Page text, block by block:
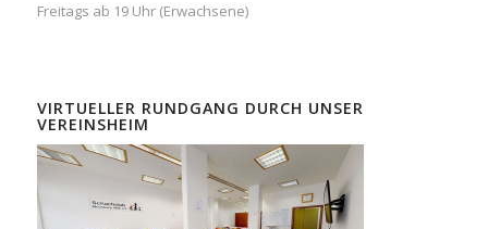
Freitags ab 19 Uhr (Erwachsene)
VIRTUELLER RUNDGANG DURCH UNSER
VEREINSHEIM